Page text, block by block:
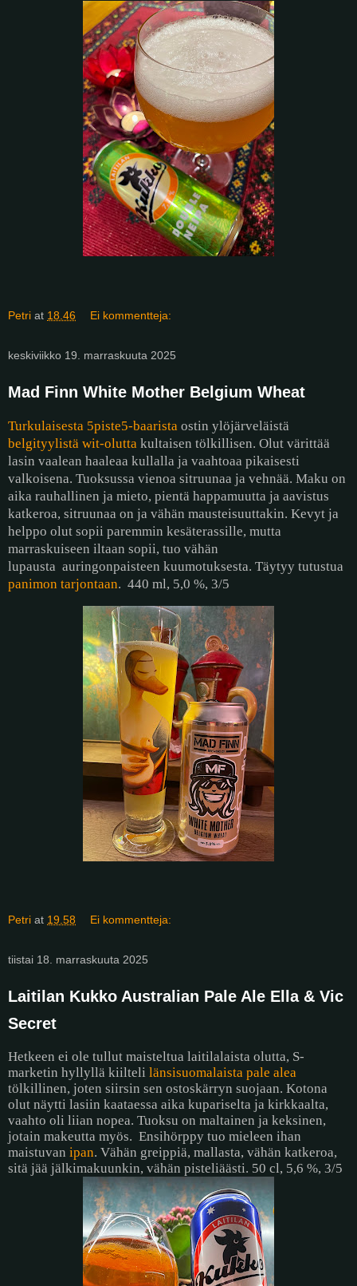
Petri at 18.46 Ei kommentteja:
keskiviikko 19. marraskuuta 2025
Mad Finn White Mother Belgium Wheat
Turkulaisesta 5piste5-baarista ostin ylöjärveläistä
belgityylistä wit-olutta kultaisen tölkillisen. Olut värittää
lasin vaalean haaleaa kullalla ja vaahtoaa pikaisesti
valkoisena. Tuoksussa vienoa sitruunaa ja vehnää. Maku on
aika rauhallinen ja mieto, pientä happamuutta ja aavistus
katkeroa, sitruunaa on ja vähän mausteisuuttakin. Kevyt ja
helppo olut sopii paremmin kesäterassille, mutta
marraskuiseen iltaan sopii, tuo vähän
lupausta auringonpaisteen kuumotuksesta. Täytyy tutustua
panimon tarjontaan. 440 ml, 5,0 %, 3/5
Petri at 19.58 Ei kommentteja:
tiistai 18. marraskuuta 2025
Laitilan Kukko Australian Pale Ale Ella & Vic
Secret
Hetkeen ei ole tullut maisteltua laitilalaista olutta, S-
marketin hyllyllä kiilteli länsisuomalaista pale alea
tölkillinen, joten siirsin sen ostoskärryn suojaan. Kotona
olut näytti lasiin kaataessa aika kupariselta ja kirkkaalta,
vaahto oli liian nopea. Tuoksu on maltainen ja keksinen,
jotain makeutta myös. Ensihörppy tuo mieleen ihan
maistuvan ipan. Vähän greippiä, mallasta, vähän katkeroa,
sitä jää jälkimakuunkin, vähän pisteliäästi. 50 cl, 5,6 %, 3/5